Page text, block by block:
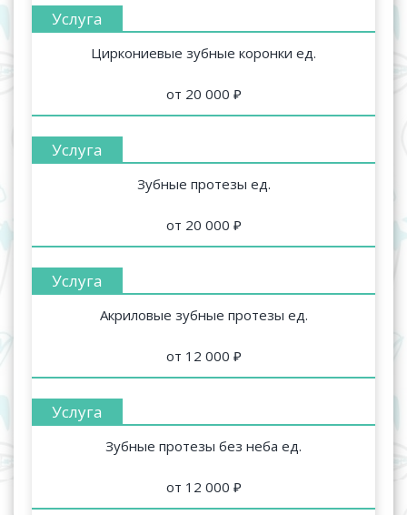
Циркониевые зубные коронки ед.
от 20 000 ₽
Зубные протезы ед.
от 20 000 ₽
Акриловые зубные протезы ед.
от 12 000 ₽
Зубные протезы без неба ед.
от 12 000 ₽